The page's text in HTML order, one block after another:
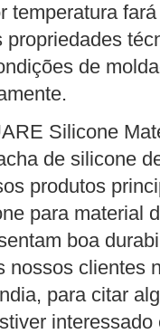
temperatura
propriedades
de
Silicone
de silicone
produtos
para material
boa
nossos clientes
para citar